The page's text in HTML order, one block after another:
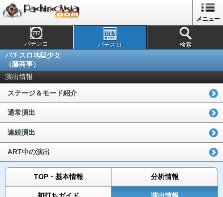
メニュー
パチンコ パチスロ 検索
パチスロ地獄少女
（藤商事）
演出情報
ステージ＆モード紹介
通常演出
連続演出
ART中の演出
TOP・基本情報 分析情報